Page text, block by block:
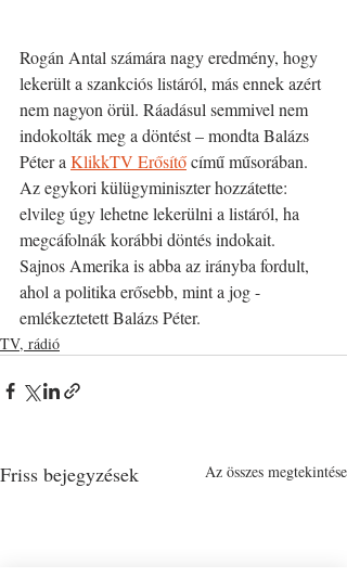
Rogán Antal számára nagy eredmény, hogy
lekerült a szankciós listáról, más ennek azért
nem nagyon örül. Ráadásul semmivel nem
indokolták meg a döntést – mondta Balázs
Péter a KlikkTV Erősítő című műsorában.
Az egykori külügyminiszter hozzátette:
elvileg úgy lehetne lekerülni a listáról, ha
megcáfolnák korábbi döntés indokait.
Sajnos Amerika is abba az irányba fordult,
ahol a politika erősebb, mint a jog -
emlékeztetett Balázs Péter.
TV, rádió
Friss bejegyzések Az összes megtekintése